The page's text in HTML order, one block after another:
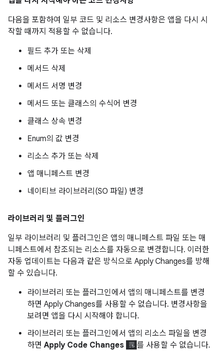
다음을 포함하여 일부 코드 및 리소스 변경사항은 앱을 다시 시
작할 때까지 적용할 수 없습니다.
필드 추가 또는 삭제
메서드 삭제
메서드 서명 변경
메서드 또는 클래스의 수식어 변경
클래스 상속 변경
Enum의 값 변경
리소스 추가 또는 삭제
앱 매니페스트 변경
네이티브 라이브러리(SO 파일) 변경
라이브러리 및 플러그인
일부 라이브러리 및 플러그인은 앱의 매니페스트 파일 또는 매
니페스트에서 참조되는 리소스를 자동으로 변경합니다. 이러한
자동 업데이트는 다음과 같은 방식으로 Apply Changes를 방해
할 수 있습니다.
라이브러리 또는 플러그인에서 앱의 매니페스트를 변경
하면 Apply Changes를 사용할 수 없습니다. 변경사항을
보려면 앱을 다시 시작해야 합니다.
라이브러리 또는 플러그인에서 앱의 리소스 파일을 변경
하면 Apply Code Changes
를 사용할 수 없습니다.